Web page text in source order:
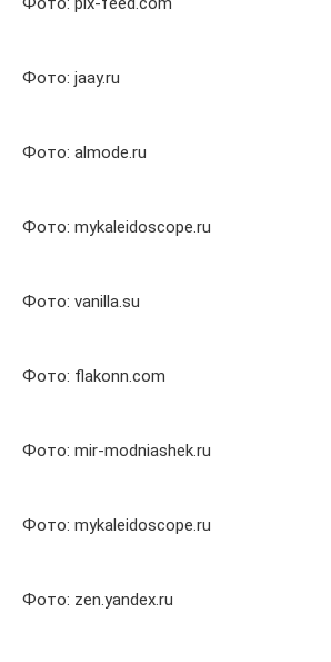
Фото: jaay.ru
Фото: almode.ru
Фото: mykaleidoscope.ru
Фото: vanilla.su
Фото: flakonn.com
Фото: mir-modniashek.ru
Фото: mykaleidoscope.ru
Фото: zen.yandex.ru